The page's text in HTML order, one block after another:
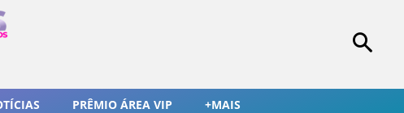
PRÊMIO ÁREA VIP +MAIS